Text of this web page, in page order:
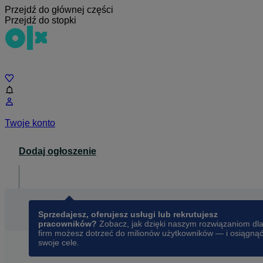
Przejdź do głównej części
Przejdź do stopki
Twoje konto
Dodaj ogłoszenie
Sprzedajesz, oferujesz usługi lub rekrutujesz
pracowników? Zobacz, jak dzięki naszym rozwiązaniom dla
firm możesz dotrzeć do milionów użytkowników — i osiągnąć
swoje cele.